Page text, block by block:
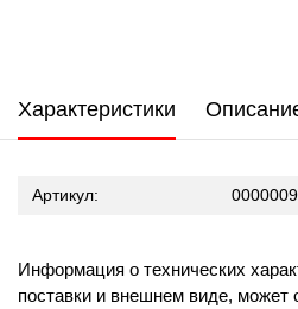
Характеристики
Артикул:
Информация о технических
поставки и внешнем виде, может